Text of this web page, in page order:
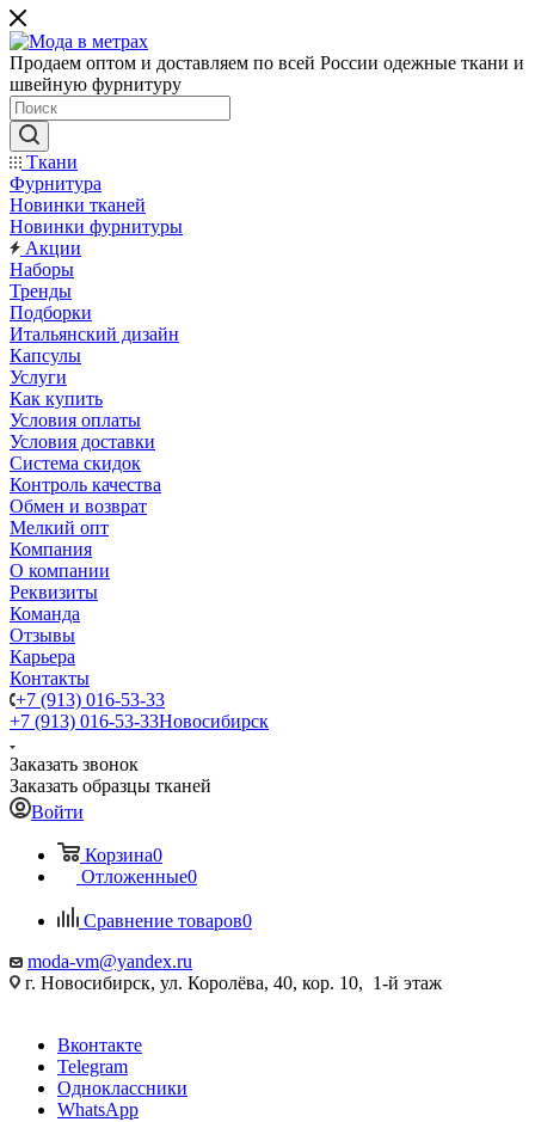
Продаем оптом и доставляем по всей России одежные ткани и
швейную фурнитуру
Ткани
Фурнитура
Новинки тканей
Новинки фурнитуры
Акции
Наборы
Тренды
Подборки
Итальянский дизайн
Капсулы
Услуги
Как купить
Условия оплаты
Условия доставки
Система скидок
Контроль качества
Обмен и возврат
Мелкий опт
Компания
О компании
Реквизиты
Команда
Отзывы
Карьера
Контакты
+7 (913) 016-53-33
+7 (913) 016-53-33Новосибирск
Заказать звонок
Заказать образцы тканей
Войти
Корзина0
Отложенные0
Сравнение товаров0
moda-vm@yandex.ru
г. Новосибирск, ул. Королёва, 40, кор. 10, 1-й этаж
Вконтакте
Telegram
Одноклассники
WhatsApp